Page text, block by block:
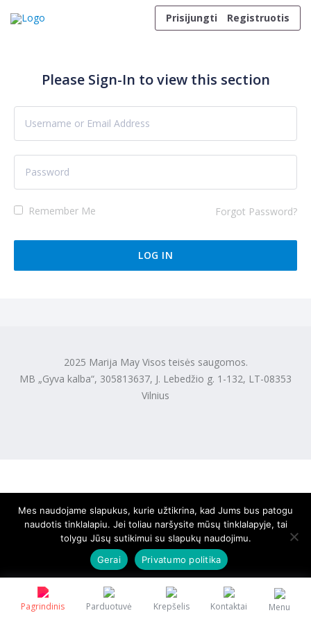
Prisijungti
Registruotis
Pagrindinis Parduotuvė Krepšelis Kontaktai Menu
Please Sign-In to view this section
Remember Me Forgot Password?
2025 Marija May Visos teisės saugomos.
MB „Gyva kalba“, 305813637, J. Lebedžio g. 1-132, LT-08353
Vilnius
Mes naudojame slapukus, kurie užtikrina, kad Jums bus patogu
naudotis tinklalapiu. Jei toliau naršysite mūsų tinklalapyje, tai
tolygu Jūsų sutikimui su slapukų naudojimu.
Gerai
Privatumo politika